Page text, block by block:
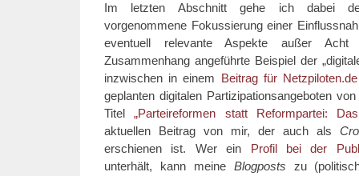
Im letzten Abschnitt gehe ich dabei
vorgenommene Fokussierung einer
eventuell relevante Aspekte außer
Zusammenhang angeführte Beispiel der
inzwischen in einem Beitrag für Netzpiloten.de
geplanten digitalen Partizipationsangeboten
Titel„Parteireformen statt Reformpartei:
aktuellen Beitrag von mir, der auch als
erschienen ist. Wer ein Profil bei der
unterhält, kann meine Blogposts zu